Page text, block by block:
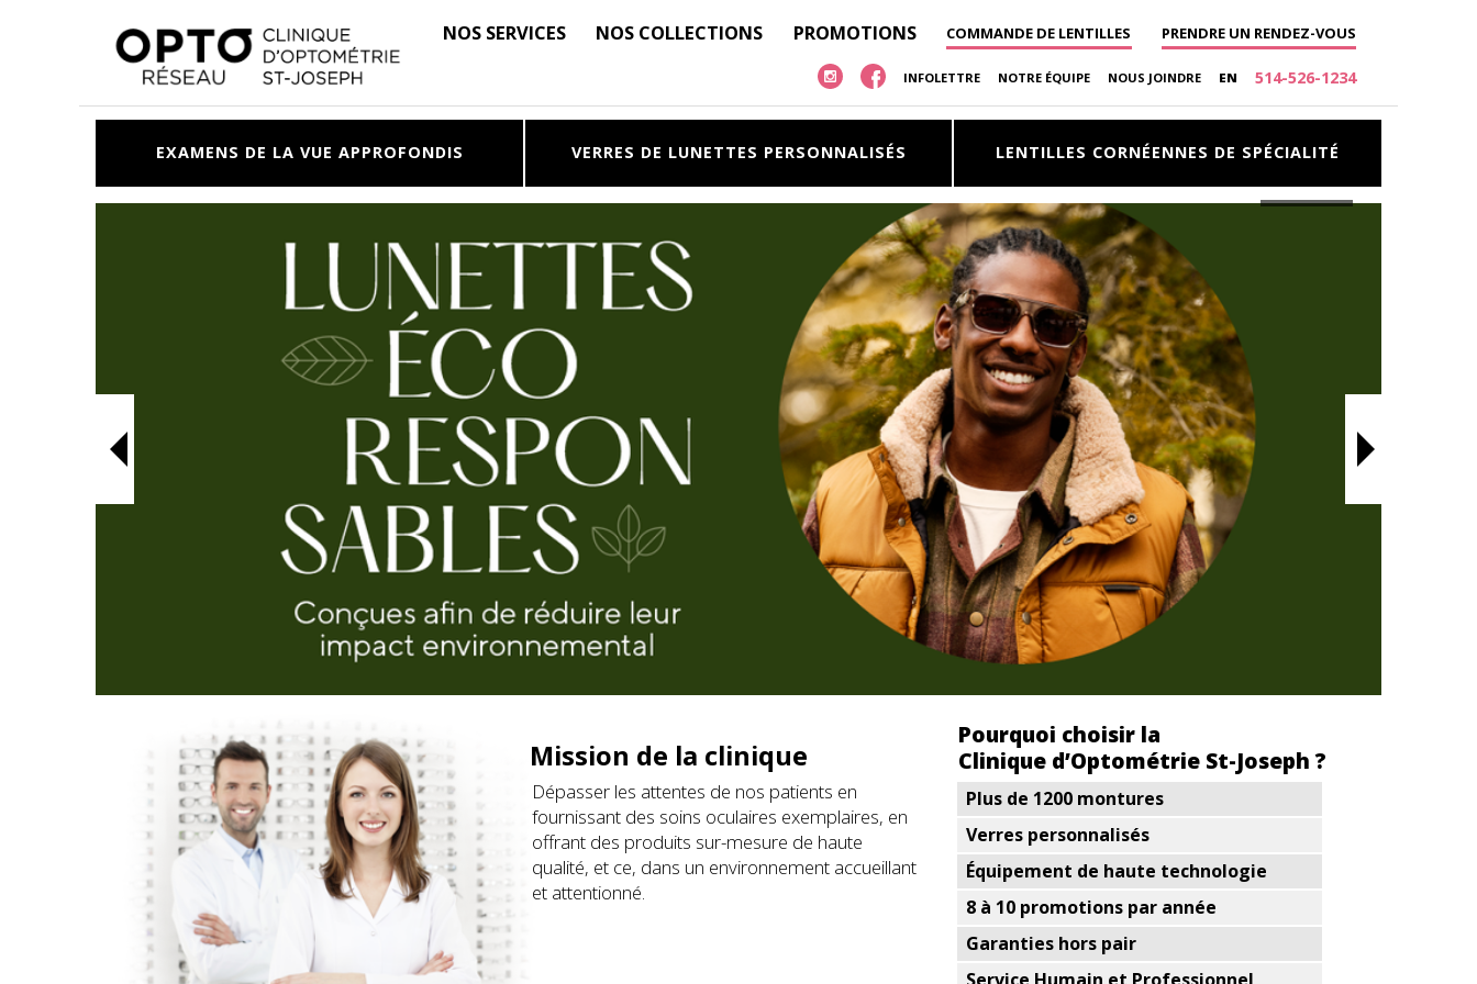
NOS SERVICES NOS COLLECTIONS PROMOTIONS COMMANDE DE LENTILLES PRENDRE UN RENDEZ-VOUS
INFOLETTRE NOTRE ÉQUIPE NOUS JOINDRE EN 514-526-1234
EXAMENS DE LA VUE APPROFONDIS VERRES DE LUNETTES PERSONNALISÉS LENTILLES CORNÉENNES DE SPÉCIALITÉ
Mission de la clinique
Dépasser les attentes de nos patients en
fournissant des soins oculaires exemplaires, en
offrant des produits sur-mesure de haute
qualité, et ce, dans un environnement accueillant
et attentionné.
Pourquoi choisir la
Clinique d’Optométrie St-Joseph ?
Plus de 1200 montures
Verres personnalisés
Équipement de haute technologie
8 à 10 promotions par année
Garanties hors pair